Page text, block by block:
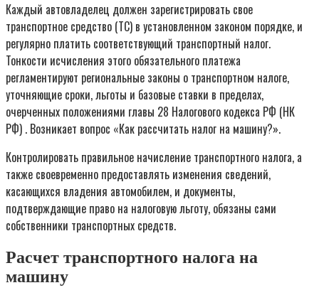
Каждый автовладелец должен зарегистрировать свое
транспортное средство (ТС) в установленном законом порядке, и
регулярно платить соответствующий транспортный налог.
Тонкости исчисления этого обязательного платежа
регламентируют региональные законы о транспортном налоге,
уточняющие сроки, льготы и базовые ставки в пределах,
очерченных положениями главы 28 Налогового кодекса РФ (НК
РФ) . Возникает вопрос «Как рассчитать налог на машину?».
Контролировать правильное начисление транспортного налога, а
также своевременно предоставлять изменения сведений,
касающихся владения автомобилем, и документы,
подтверждающие право на налоговую льготу, обязаны сами
собственники транспортных средств.
Расчет транспортного налога на
машину